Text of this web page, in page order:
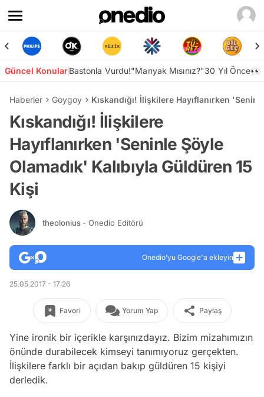
Güncel KonularBastonla Vurdu!"Manyak Mısınız?"30 Yıl Önce👀
Haberler Goygoy Kıskandığı! İlişkilere Hayıflanırken
Kıskandığı! İlişkilere
Hayıflanırken 'Seninle Şöyle
Olamadık' Kalıbıyla Güldüren 15
Kişi
theolonius - Onedio Editörü
Onedio’yu Google'a ekleyin
25.05.2017 - 17:26
Favori Yorum Yap Paylaş
Yine ironik bir içerikle karşınızdayız. Bizim mizahımızın
önünde durabilecek kimseyi tanımıyoruz gerçekten.
İlişkilere farklı bir açıdan bakıp güldüren 15 kişiyi
derledik.